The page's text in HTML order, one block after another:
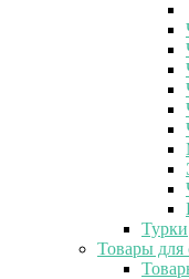
Турки
Товары для